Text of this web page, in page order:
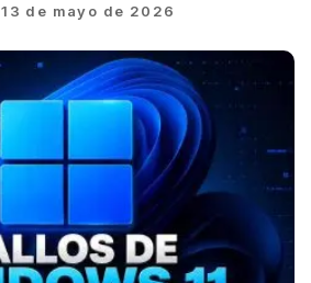
13 de mayo de 2026